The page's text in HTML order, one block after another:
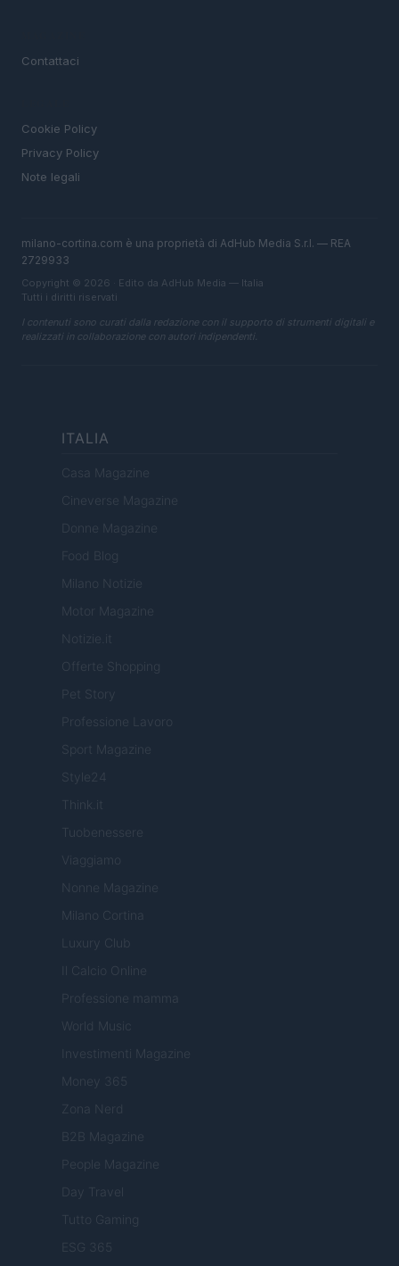
Contattaci
Cookie Policy
Privacy Policy
Note legali
milano-cortina.com è una proprietà di AdHub Media S.r.l. — REA
2729933
Copyright © 2026 · Edito da AdHub Media — Italia
Tutti i diritti riservati
I contenuti sono curati dalla redazione con il supporto di strumenti digitali e
realizzati in collaborazione con autori indipendenti.
ITALIA
Casa Magazine
Cineverse Magazine
Donne Magazine
Food Blog
Milano Notizie
Motor Magazine
Notizie.it
Offerte Shopping
Pet Story
Professione Lavoro
Sport Magazine
Style24
Think.it
Tuobenessere
Viaggiamo
Nonne Magazine
Milano Cortina
Luxury Club
Il Calcio Online
Professione mamma
World Music
Investimenti Magazine
Money 365
Zona Nerd
B2B Magazine
People Magazine
Day Travel
Tutto Gaming
ESG 365